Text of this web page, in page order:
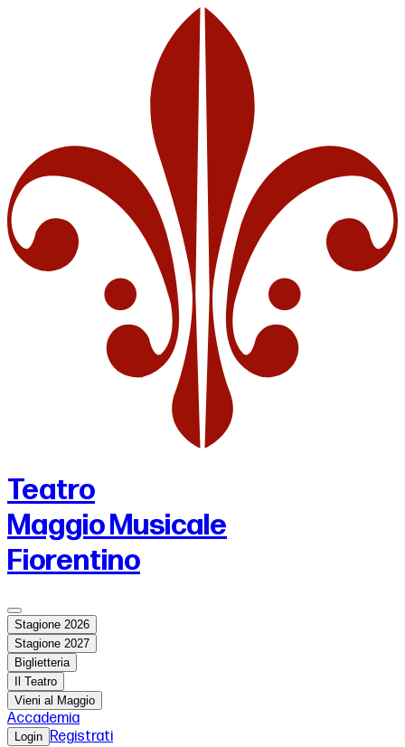
Teatro
Maggio Musicale
Fiorentino
Stagione 2026
Stagione 2027
Biglietteria
Il Teatro
Vieni al Maggio
Accademia
Login Registrati